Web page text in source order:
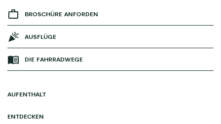
BROSCHÜRE ANFORDEN
AUSFLÜGE
DIE FAHRRADWEGE
AUFENTHALT
ENTDECKEN